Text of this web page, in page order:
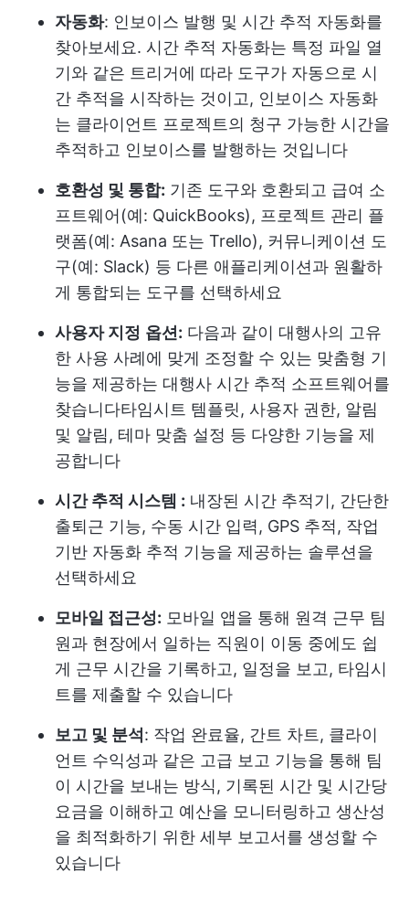
자동화: 인보이스 발행 및 시간 추적 자동화를
찾아보세요. 시간 추적 자동화는 특정 파일 열
기와 같은 트리거에 따라 도구가 자동으로 시
간 추적을 시작하는 것이고, 인보이스 자동화
는 클라이언트 프로젝트의 청구 가능한 시간을
추적하고 인보이스를 발행하는 것입니다
호환성 및 통합: 기존 도구와 호환되고 급여 소
프트웨어(예: QuickBooks), 프로젝트 관리 플
랫폼(예: Asana 또는 Trello), 커뮤니케이션 도
구(예: Slack) 등 다른 애플리케이션과 원활하
게 통합되는 도구를 선택하세요
사용자 지정 옵션: 다음과 같이 대행사의 고유
한 사용 사례에 맞게 조정할 수 있는 맞춤형 기
능을 제공하는 대행사 시간 추적 소프트웨어를
찾습니다타임시트 템플릿, 사용자 권한, 알림
및 알림, 테마 맞춤 설정 등 다양한 기능을 제
공합니다
시간 추적 시스템 : 내장된 시간 추적기, 간단한
출퇴근 기능, 수동 시간 입력, GPS 추적, 작업
기반 자동화 추적 기능을 제공하는 솔루션을
선택하세요
모바일 접근성: 모바일 앱을 통해 원격 근무 팀
원과 현장에서 일하는 직원이 이동 중에도 쉽
게 근무 시간을 기록하고, 일정을 보고, 타임시
트를 제출할 수 있습니다
보고 및 분석 : 작업 완료율, 간트 차트, 클라이
언트 수익성과 같은 고급 보고 기능을 통해 팀
이 시간을 보내는 방식, 기록된 시간 및 시간당
요금을 이해하고 예산을 모니터링하고 생산성
을 최적화하기 위한 세부 보고서를 생성할 수
있습니다